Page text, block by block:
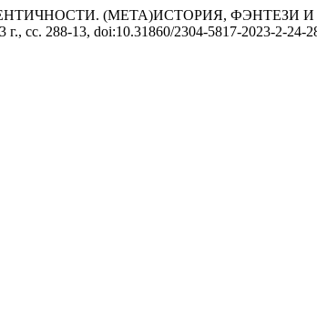
(МЕТА)ИСТОРИЯ,
г., сс. 288-13, doi:10.31860/2304-5817-2023-2-24-